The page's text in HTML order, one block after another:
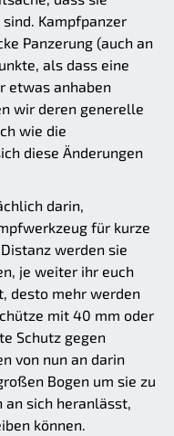
Kampfpanzer
Panzerung (auch an
als dass eine
etwas anhaben
wir deren generelle
wie die
diese Änderungen
darin,
für kurze
werden sie
je weiter ihr euch
desto mehr werden
mit 40 mm oder
Schutz gegen
von nun an darin
Bogen um sie zu
an sich heranlässt,
können.